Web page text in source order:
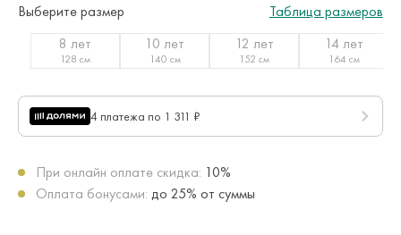
Выберите размер
Таблица размеров
8 лет
128 см
10 лет
140 см
12 лет
152 см
14 лет
164 см
4 платежа по 1 311 ₽
При онлайн оплате скидка: 10%
Оплата бонусами: до 25% от суммы